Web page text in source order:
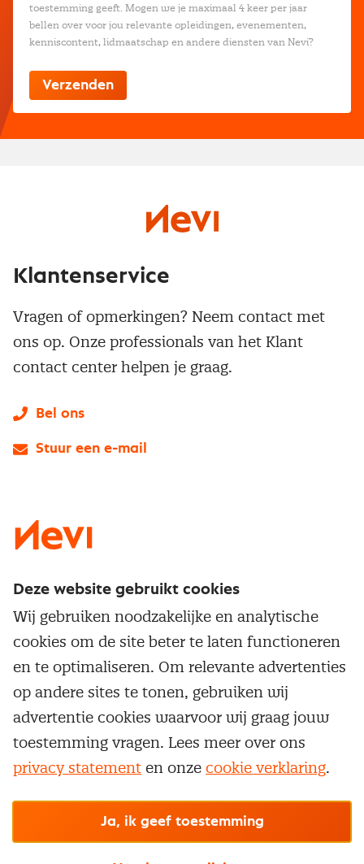
toestemming geeft. Mogen we je maximaal 4 keer per jaar
bellen over voor jou relevante opleidingen, evenementen,
kenniscontent, lidmaatschap en andere diensten van Nevi?
Service & contact
Over inkoop
Netwerk en communities
Aanmelden nieuwsbrief
Word lid van Nevi
Inkoop vacatures
Opzeggen lidmaatschap
Populaire thema's
Aanbesteden
Contractmanagement
Kostenmanagement
Onderhandelen
Supply management
Opleidingen en trainingen
Trainingen
Opleidingen
Maatwerk
Vrijstellingen
Klantenservice
Vragen of opmerkingen? Neem contact met
ons op. Onze professionals van het Klant
contact center helpen je graag.
Bel ons
Stuur een e-mail
Cookievoorkeuren beherenOnzealgemene
© Nevi.nl
Deze website gebruikt cookies
Wij gebruiken noodzakelijke en analytische
cookies om de site beter te laten functioneren
en te optimaliseren. Om relevante advertenties
op andere sites te tonen, gebruiken wij
advertentie cookies waarvoor wij graag jouw
toestemming vragen. Lees meer over ons
privacy statement en onze cookie verklaring.
Ja, ik geef toestemming